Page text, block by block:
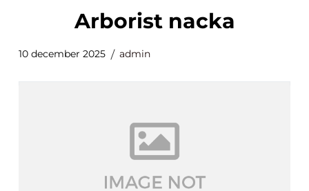
Arborist nacka
10 december 2025 admin